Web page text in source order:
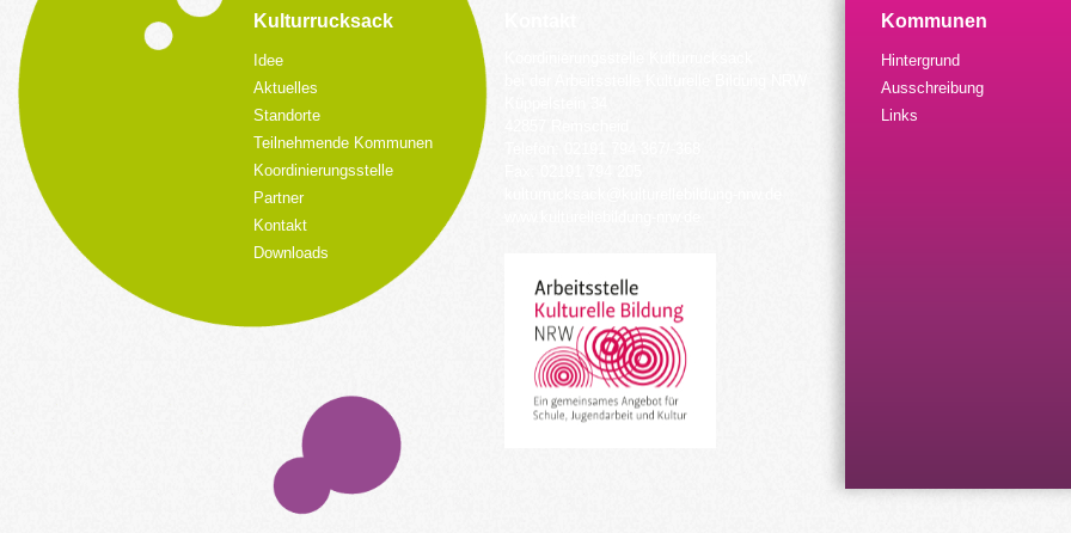
Kulturrucksack
Idee
Aktuelles
Standorte
Teilnehmende Kommunen
Koordinierungsstelle
Partner
Kontakt
Downloads
Kommunen
Hintergrund
Ausschreibung
Links